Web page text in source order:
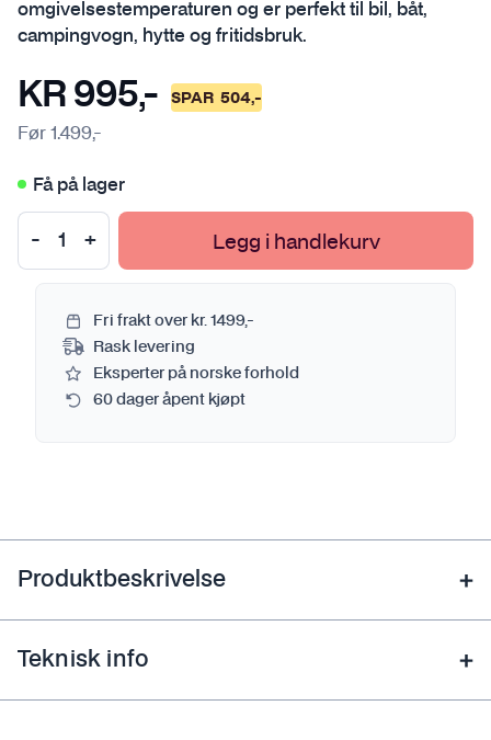
omgivelsestemperaturen og er perfekt til bil, båt,
campingvogn, hytte og fritidsbruk.
KR 995,- SPAR 504,-
Før1.499,-
Få på lager
Legg i handlekurv
Fri frakt over kr. 1499,-
Rask levering
Eksperter på norske forhold
60 dager åpent kjøpt
Produktbeskrivelse
Teknisk info